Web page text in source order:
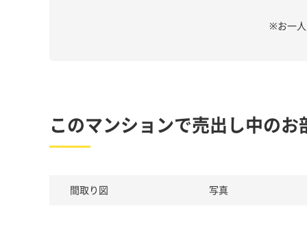
※お一人
このマンションで売出し中のお
間取り図 写真